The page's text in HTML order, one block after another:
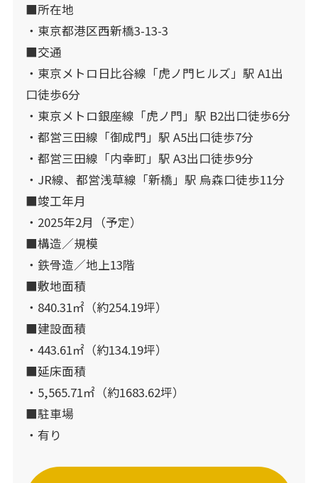
■所在地
・東京都港区西新橋3-13-3
■交通
・東京メトロ日比谷線「虎ノ門ヒルズ」駅 A1出
口徒歩6分
・東京メトロ銀座線「虎ノ門」駅 B2出口徒歩6分
・都営三田線「御成門」駅 A5出口徒歩7分
・都営三田線「内幸町」駅 A3出口徒歩9分
・JR線、都営浅草線「新橋」駅 烏森口徒歩11分
■竣工年月
・2025年2月（予定）
■構造／規模
・鉄骨造／地上13階
■敷地面積
・840.31㎡（約254.19坪）
■建設面積
・443.61㎡（約134.19坪）
■延床面積
・5,565.71㎡（約1683.62坪）
■駐車場
・有り